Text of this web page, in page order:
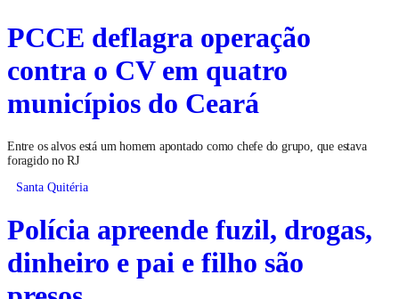
PCCE deflagra operação
contra o CV em quatro
municípios do Ceará
Entre os alvos está um homem apontado como chefe do grupo, que estava
foragido no RJ
Santa Quitéria
Polícia apreende fuzil, drogas,
dinheiro e pai e filho são